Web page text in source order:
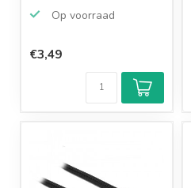
Op voorraad
€3,49